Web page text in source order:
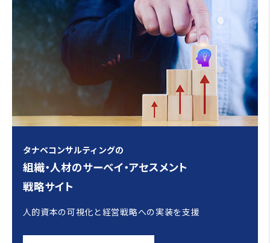
タナベコンサルティングの
組織・人材のサーベイ・アセスメント
戦略サイト
人的資本の可視化と経営戦略への実装を支援